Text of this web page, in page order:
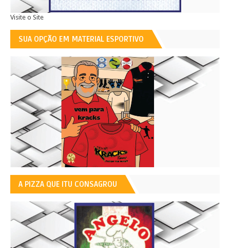
Visite o Site
SUA OPÇÃO EM MATERIAL ESPORTIVO
A PIZZA QUE ITU CONSAGROU